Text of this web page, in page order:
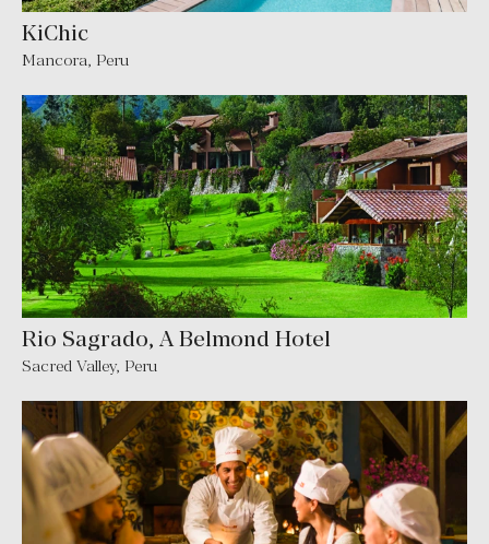
KiChic
Mancora, Peru
Rio Sagrado, A Belmond Hotel
Sacred Valley, Peru